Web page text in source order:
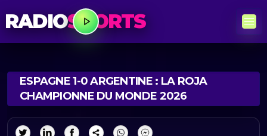
RADIOSPORTS
ESPAGNE 1-0 ARGENTINE : LA ROJA
CHAMPIONNE DU MONDE 2026